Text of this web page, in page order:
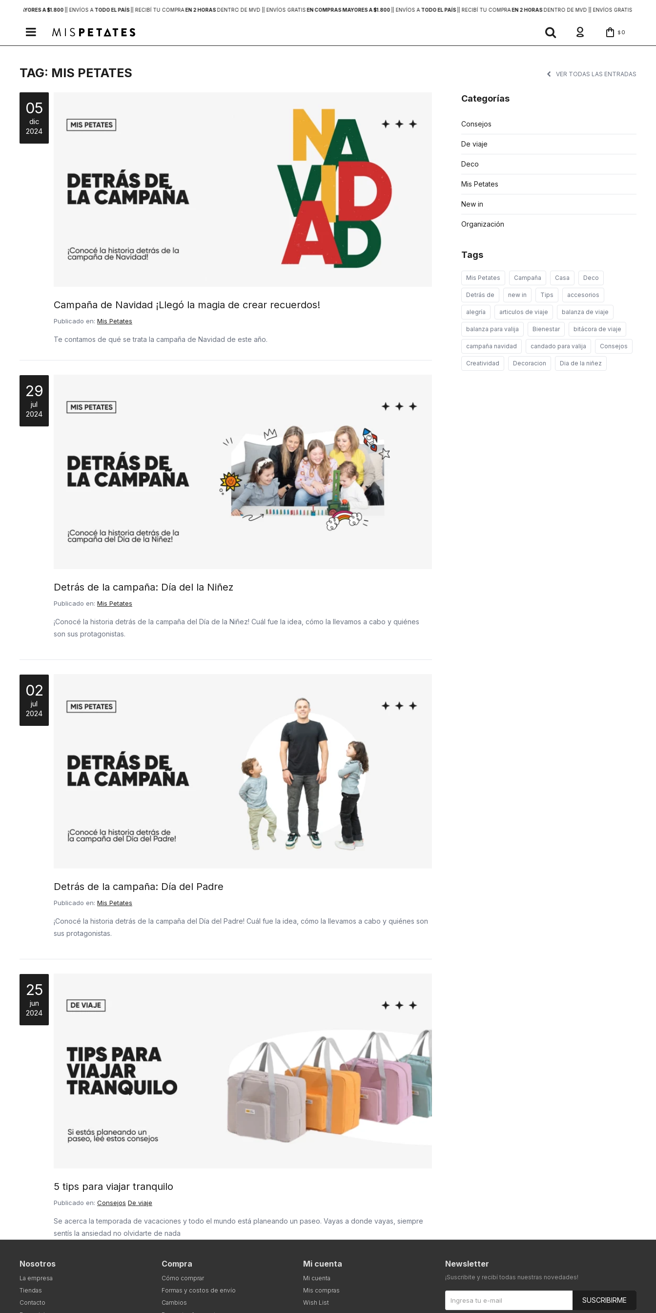
MAYORES A $1.800 | ENVÍOS A TODO EL PAÍS | RECIBÍ TU COMPRAEN 2 HORASDENTRO DE MVD | | ENVÍOS GRATISEN COMPRAS MAYORES A $1.800 | ENVÍOS A TODO EL PAÍS | RECIBÍ TU COMPRAEN 2 HORASDENTRO DE MVD | | ENVÍOS GRATIS
 $ 0
TAG: MIS PETATES VER TODAS LAS ENTRADAS
Campaña de Navidad ¡Llegó la magia de crear recuerdos!
05
dic
2024
Publicado en: Mis Petates
Te contamos de qué se trata la campaña de Navidad de este año.
Detrás de la campaña: Día del la Niñez
29
jul
2024
Publicado en: Mis Petates
¡Conocé la historia detrás de la campaña del Día de la Niñez! Cuál fue la idea, cómo la llevamos a cabo y quiénes
son sus protagonistas.
Detrás de la campaña: Día del Padre
02
jul
2024
Publicado en: Mis Petates
¡Conocé la historia detrás de la campaña del Día del Padre! Cuál fue la idea, cómo la llevamos a cabo y quiénes son
sus protagonistas.
5 tips para viajar tranquilo
25
jun
2024
Publicado en: Consejos De viaje
Se acerca la temporada de vacaciones y todo el mundo está planeando un paseo. Vayas a donde vayas, siempre
sentís la ansiedad no olvidarte de nada
Categorías
Consejos
De viaje
Deco
Mis Petates
New in
Organización
Tags
Mis Petates Campaña Casa Deco
Detrás de new in Tips accesorios
alegría articulos de viaje balanza de viaje
balanza para valija Bienestar bitácora de viaje
campaña navidad candado para valija Consejos
Creatividad Decoracion Dia de la niñez
Nosotros
La empresa
Tiendas
Contacto
Compra
Cómo comprar
Formas y costos de envío
Cambios
Mi cuenta
Mi cuenta
Mis compras
Wish List
Newsletter
¡Suscribite y recibí todas nuestras novedades!
SUSCRIBIRME